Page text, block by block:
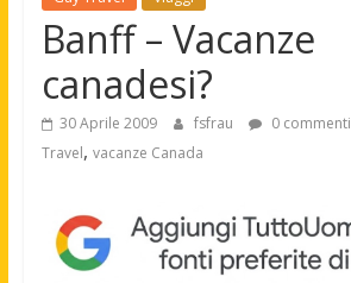
Banff – Vacanze
canadesi?
30 Aprile 2009 fsfrau 0 commenti
Travel, vacanze Canada